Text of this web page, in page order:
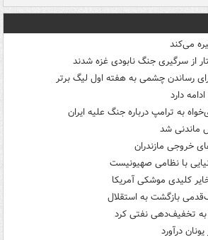
می‌کند
از سرگیری جنگ نابودی غزه شدند
رساندن چشمی به هفته اول لیگ برتر
دارد
به ترامپ درباره جنگ علیه ایران
ماندنی شد
خروجی مازندران
با نظامی صهیونیست
کلیدی موشکی آمریکا
بازگشت به استقلال
به تخفیف‌دهی نفتی کرد
درآورد